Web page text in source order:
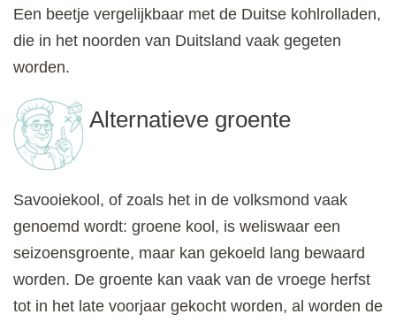
Een beetje vergelijkbaar met de Duitse kohlrolladen,
die in het noorden van Duitsland vaak gegeten
worden.
Alternatieve groente
Savooiekool, of zoals het in de volksmond vaak
genoemd wordt: groene kool, is weliswaar een
seizoensgroente, maar kan gekoeld lang bewaard
worden. De groente kan vaak van de vroege herfst
tot in het late voorjaar gekocht worden, al worden de